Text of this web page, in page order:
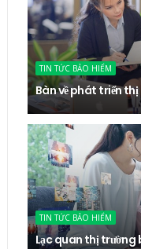
TIN TỨC BẢO HIỂM
Bàn về phát triển
TIN TỨC BẢO HIỂM
Lạc quan thị trường